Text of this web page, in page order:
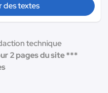
des textes
technique
2 pages du site ***